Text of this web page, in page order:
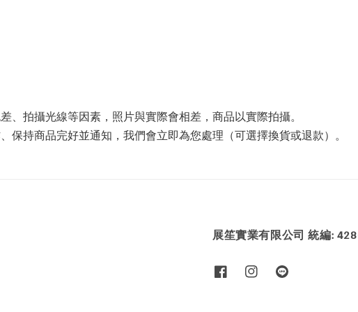
拍攝光線等因素，照片與實際會相差，商品以實際拍攝。
保持商品完好並通知，我們會立即為您處理（可選擇換貨或退款）。
展笙實業有限公司 統編: